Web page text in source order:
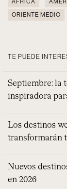
ÁFRICA
ORIENTE MEDIO
TE PUEDE
Septiembre: la
inspiradora
Los destinos
transformarán
Nuevos
en 2026